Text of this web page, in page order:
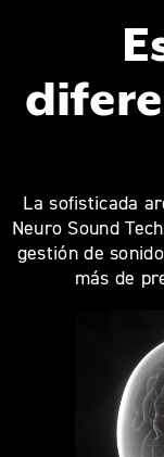
La sofisticada
Neuro Sound
gestión de
más de